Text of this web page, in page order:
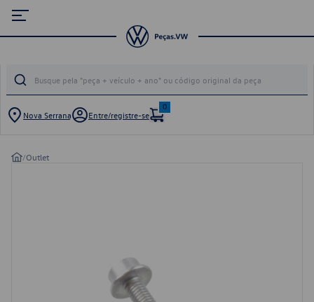
Nova Serrana Entre/registre-se
0
/Outlet